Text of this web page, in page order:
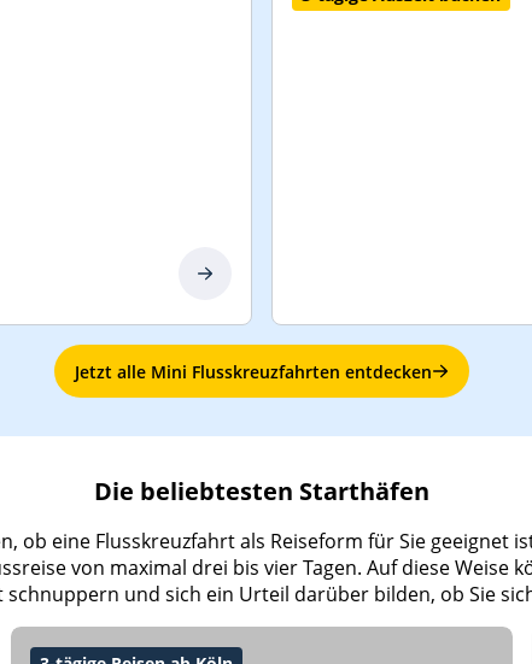
Jetzt alle Mini Flusskreuzfahrten entdecken
Die beliebtesten Starthäfen
ob eine Flusskreuzfahrt als Reiseform für Sie geeignet
von maximal drei bis vier Tagen. Auf diese Weise
und sich ein Urteil darüber bilden, ob Sie